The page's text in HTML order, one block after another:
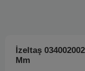
İzeltaş
Mm